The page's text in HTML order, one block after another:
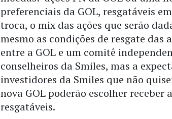
preferenciais da GOL, resgatáveis
troca, o mix das ações que serão
mesmo as condições de resgate das
entre a GOL e um comitê
conselheiros da Smiles, mas a
investidores da Smiles que não
nova GOL poderão escolher receber
resgatáveis.